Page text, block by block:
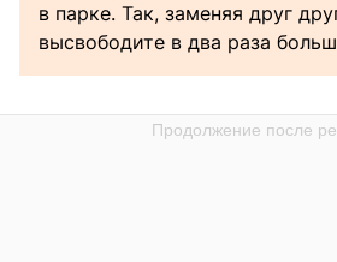
в парке. Так, заменяя друг
высвободите в два раза